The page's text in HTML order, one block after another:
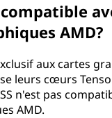
compatible
AMD?
aux cartes
leurs cœurs
n'est pas
AMD.